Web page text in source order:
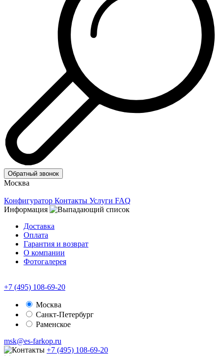
Обратный звонок
Москва
Конфигуратор Контакты Услуги FAQ
Информация
Доставка
Оплата
Гарантия и возврат
О компании
Фотогалерея
+7 (495) 108-69-20
Москва
Санкт-Петербург
Раменское
msk@es-farkop.ru
+7 (495) 108-69-20